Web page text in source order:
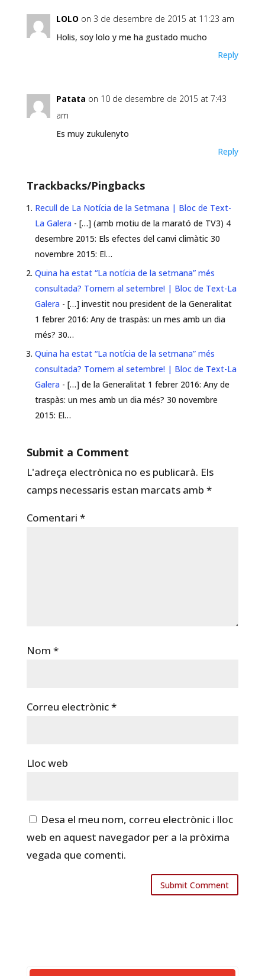
LOLO on 3 de desembre de 2015 at 11:23 am
Holis, soy lolo y me ha gustado mucho
Reply
Patata on 10 de desembre de 2015 at 7:43
am
Es muy zukulenyto
Reply
Trackbacks/Pingbacks
Recull de La Notícia de la Setmana | Bloc de Text-
La Galera- […] (amb motiu de la marató de TV3) 4
desembre 2015: Els efectes del canvi climàtic 30
novembre 2015: El…
Quina ha estat “La notícia de la setmana” més
consultada? Tornem al setembre! | Bloc de Text-La
Galera- […] investit nou president de la Generalitat
1 febrer 2016: Any de traspàs: un mes amb un dia
més? 30…
Quina ha estat “La notícia de la setmana” més
consultada? Tornem al setembre! | Bloc de Text-La
Galera- […] de la Generalitat 1 febrer 2016: Any de
traspàs: un mes amb un dia més? 30 novembre
2015: El…
Submit a Comment
L'adreça electrònica no es publicarà. Els
camps necessaris estan marcats amb *
Comentari *
Nom *
Correu electrònic*
Lloc web
Desa el meu nom, correu electrònic i lloc
web en aquest navegador per a la pròxima
vegada que comenti.